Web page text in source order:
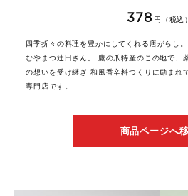
378 円（税込）
四季折々の料理を豊かにしてくれる唐がらし
むやまつ辻田さん。 鷹の爪特産のこの地で、
の想いを受け継ぎ 和風香辛料つくりに励まれ
専門店です。
商品ページへ